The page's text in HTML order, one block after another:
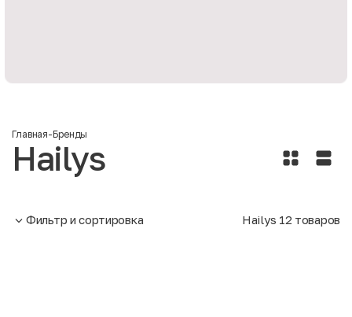
Главная-Бренды
Hailys
Фильтр и сортировка Hailys 12 товаров